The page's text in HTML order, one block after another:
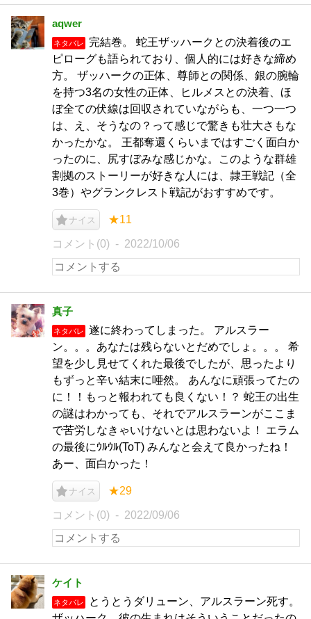
aqwer
ネタバレ
完結巻。 蛇王ザッハークとの決着後のエ
ピローグも語られており、個人的には好きな締め
方。 ザッハークの正体、尊師との関係、銀の腕輪
を持つ3名の女性の正体、ヒルメスとの決着、ほ
ぼ全ての伏線は回収されていながらも、一つ一つ
は、え、そうなの？って感じで驚きも壮大さもな
かったかな。 王都奪還くらいまではすごく面白か
ったのに、尻すぼみな感じかな。このような群雄
割拠のストーリーが好きな人には、隷王戦記（全
3巻）やグランクレスト戦記がおすすめです。
ナイス ★11
コメント(0) 2022/10/06
真子
ネタバレ
遂に終わってしまった。 アルスラー
ン。。。あなたは残らないとだめでしょ。。。 希
望を少し見せてくれた最後でしたが、思ったより
もずっと辛い結末に唖然。 あんなに頑張ってたの
に！！もっと報われても良くない！？ 蛇王の出生
の謎はわかっても、それでアルスラーンがここま
で苦労しなきゃいけないとは思わないよ！ エラム
の最後にｳﾙｳﾙ(ToT) みんなと会えて良かったね！
あー、面白かった！
ナイス ★29
コメント(0) 2022/09/06
ケイト
ネタバレ
とうとうダリューン、アルスラーン死す。